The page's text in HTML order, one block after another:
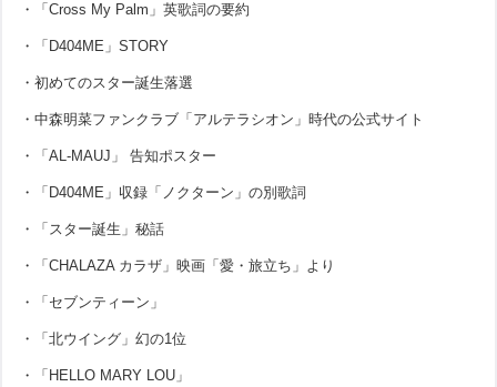
・「Cross My Palm」英歌詞の要約
・「D404ME」STORY
・初めてのスター誕生落選
・中森明菜ファンクラブ「アルテラシオン」時代の公式サイト
・「AL-MAUJ」 告知ポスター
・「D404ME」収録「ノクターン」の別歌詞
・「スター誕生」秘話
・「CHALAZA カラザ」映画「愛・旅立ち」より
・「セブンティーン」
・「北ウイング」幻の1位
・「HELLO MARY LOU」